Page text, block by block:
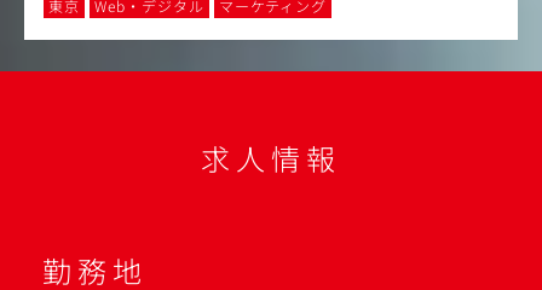
東京 Web・デジタル マーケティング
求人情報
勤務地